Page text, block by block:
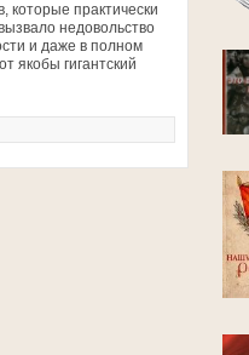
которые практически
недовольство
и даже в полном
якобы гигантский